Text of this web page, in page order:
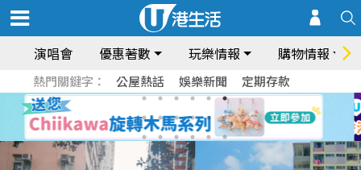
演唱會 優惠著數 玩樂情報 購物情報
熱門關鍵字： 公屋熱話 娛樂新聞 定期存款